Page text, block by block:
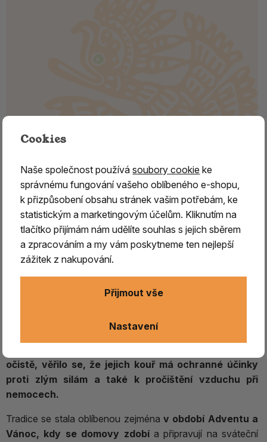
Kouřící dřevěný panáček - Kuchař
sedící
vhodné na františkyo velikosti 1.5 cm,Kamínkanejsou
součástí Panáčka Kuchaře, lze zakoupit samostatně.
Tradice kouřících panáčků
kořeny,sahající až do 19. století, a to zejména na
venkově. Tato tradice se k nám rozšířila z Krušných hor z
zručnosti kromě panáčků i další vánoční ozdoby. V tomto
očistě, věřilo se, že jejich kouř má ochranné účinky
proti zlým silám a také k pročištění vzduchu při
nemocech.
Tradice se stala oblíbenou zejména v období Adventu a
Vánoc, kdy se domovy zdobí a připravují na sváteční
Cookies
Naše společnost používásoubory cookie ke
správnému fungování vašeho oblíbeného e-shopu,
k přizpůsobení obsahu stránek vašim potřebám, ke
statistickým a marketingovým účelům. Kliknutím na
tlačítko přijímám nám udělíte souhlas s jejich sběrem
a zpracováním a my vám poskytneme ten nejlepší
zážitek z nakupování.
Nastavení
Přijmout vše